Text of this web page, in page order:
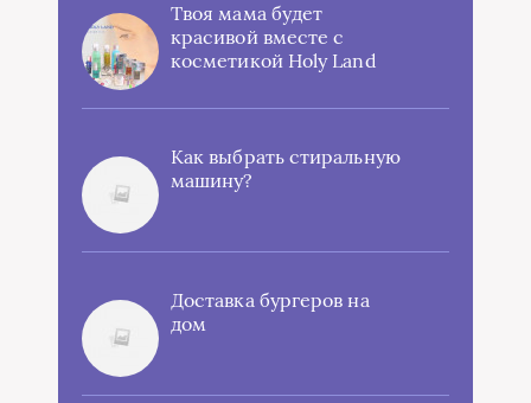
Твоя мама будет
красивой вместе с
косметикой Holy Land
Как выбрать стиральную
машину?
Доставка бургеров на
дом